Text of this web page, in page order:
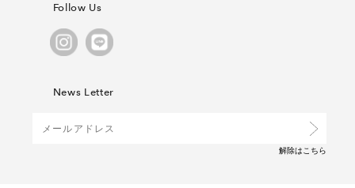
Follow Us
News Letter
解除は こちら